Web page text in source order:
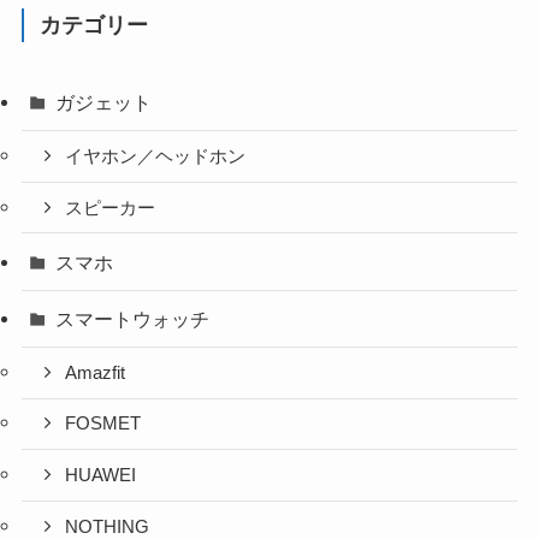
カテゴリー
ガジェット
イヤホン／ヘッドホン
スピーカー
スマホ
スマートウォッチ
Amazfit
FOSMET
HUAWEI
NOTHING